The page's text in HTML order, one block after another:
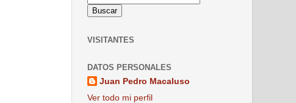
VISITANTES
DATOS PERSONALES
Juan Pedro Macaluso
Ver todo mi perfil